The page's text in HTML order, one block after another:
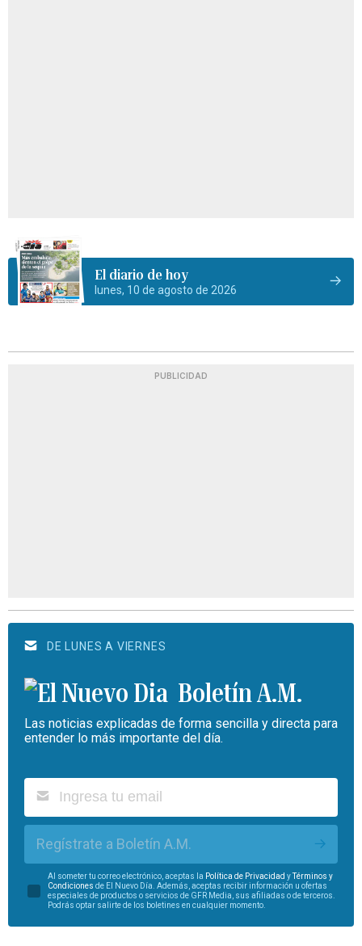
El diario de hoy
lunes, 10 de agosto de 2026
PUBLICIDAD
DE LUNES A VIERNES
Boletín A.M.
Las noticias explicadas de forma sencilla y directa para
entender lo más importante del día.
Regístrate a Boletín A.M.
Al someter tu correo electrónico, aceptas la Política de Privacidad yTérminos y
Condiciones de El Nuevo Día. Además, aceptas recibir información u ofertas
especiales de productos o servicios de GFR Media, sus afiliadas o de terceros.
Podrás optar salirte de los boletines en cualquier momento.